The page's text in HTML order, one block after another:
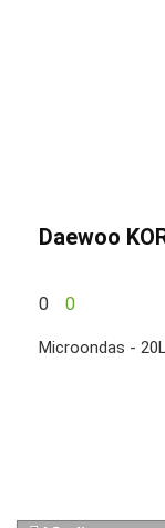
Daewoo
0 0
Microondas -